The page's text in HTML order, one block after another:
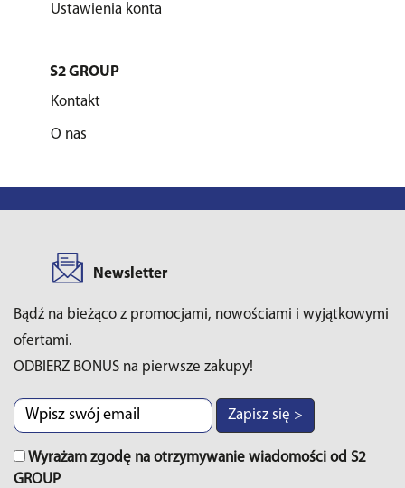
Ustawienia konta
S2 GROUP
Kontakt
O nas
Newsletter
Bądź na bieżąco z promocjami, nowościami i wyjątkowymi
ofertami.
ODBIERZ BONUS na pierwsze zakupy!
Zapisz się >
Wyrażam zgodę na otrzymywanie wiadomości od S2
GROUP